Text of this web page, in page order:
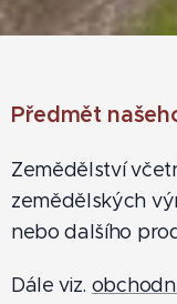
Předmět
Zemědělství
zemědělských
nebo dalšího
Dále viz.